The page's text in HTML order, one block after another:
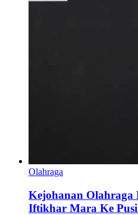
Olahraga
Kejohanan Olahraga
Iftikhar Mara Ke